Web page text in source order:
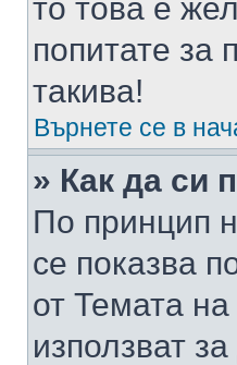
то това е
попитате за
такива!
Върнете се в
» Как да си
По принцип
се показва
от Темата
използват